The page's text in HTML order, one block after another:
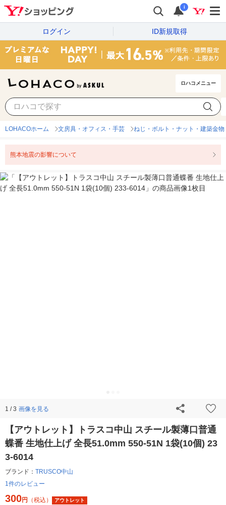
i
ログイン ID新規取得
ロハコメニュー
LOHACOホーム 文房具・オフィス・手芸 ねじ・ボルト・ナット・建築金物
熊本地震の影響について
1 / 3 画像を見る
【アウトレット】トラスコ中山 スチール製薄口普通
蝶番 生地仕上げ 全長51.0mm 550-51N 1袋(10個) 23
3-6014
ブランド： TRUSCO中山
1件のレビュー
300円 （税込） アウトレット